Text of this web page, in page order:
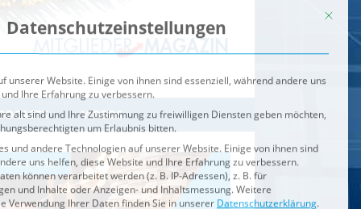
VIDEOS
IM BRENNPUNKT
uns helfen, diese Website und Ihre Erfahrung zu verbessern.
können verarbeitet werden (z. B. IP-Adressen), z. B. für
und Inhalte oder Anzeigen- und Inhaltsmessung.Weitere
jederzeit unterEinstellungenwiderrufen oder anpassen.
der Service-Gruppen, für die eine Einwilligung erteilt werden
Externe Medien
Speichern
Alle akzeptieren